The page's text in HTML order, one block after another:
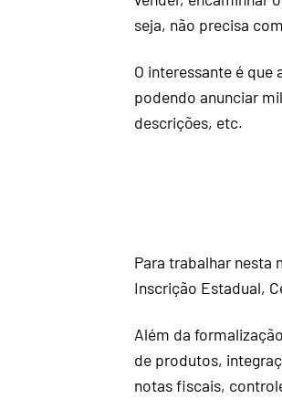
seja, não precisa
O interessante é
podendo anunciar
descrições, etc.
Para trabalhar nesta
Inscrição Estadual,
Além da
de produtos,
notas fiscais,